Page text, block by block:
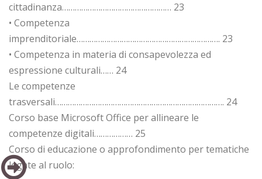
cittadinanza…………………………………………… 23
• Competenza
imprenditoriale…………………………………………………………. 23
• Competenza in materia di consapevolezza ed
espressione culturali…… 24
Le competenze
trasversali……………………………………………………………………. 24
Corso base Microsoft Office per allineare le
competenze digitali……………… 25
Corso di educazione o approfondimento per tematiche
legate al ruolo: